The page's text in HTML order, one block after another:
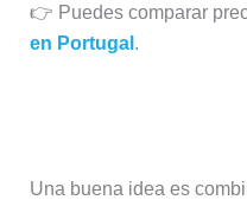
👉 Puedes comparar
en Portugal .
Una buena idea es